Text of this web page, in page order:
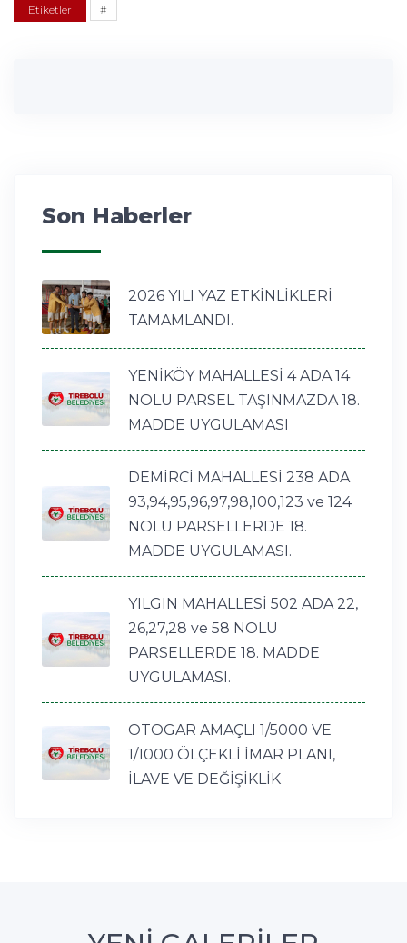
Etiketler #
Son Haberler
2026 YILI YAZ ETKİNLİKLERİ
TAMAMLANDI.
YENİKÖY MAHALLESİ 4 ADA 14
NOLU PARSEL TAŞINMAZDA 18.
MADDE UYGULAMASI
DEMİRCİ MAHALLESİ 238 ADA
93,94,95,96,97,98,100,123 ve 124
NOLU PARSELLERDE 18.
MADDE UYGULAMASI.
YILGIN MAHALLESİ 502 ADA 22,
26,27,28 ve 58 NOLU
PARSELLERDE 18. MADDE
UYGULAMASI.
OTOGAR AMAÇLI 1/5000 VE
1/1000 ÖLÇEKLİ İMAR PLANI,
İLAVE VE DEĞİŞİKLİK